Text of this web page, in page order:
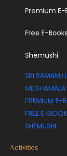
Premium E-
Free E-Books
Shemushi
SRI
PREMIUM E-
FREE E-
SHEMUSHI
Activities